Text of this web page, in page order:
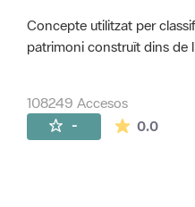
Concepte utilitzat per
patrimoni construït dins de
108249 Accesos
- 0.0La